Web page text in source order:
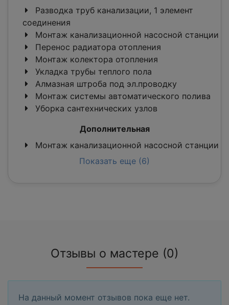
Разводка труб канализации, 1 элемент
соединения
Монтаж канализационной насосной станции
Перенос радиатора отопления
Монтаж колектора отопления
Укладка трубы теплого пола
Алмазная штроба под эл.проводку
Монтаж системы автоматического полива
Уборка сантехнических узлов
Дополнительная
Монтаж канализационной насосной станции
Показать еще (6)
Отзывы о мастере (0)
На данный момент отзывов пока еще нет.